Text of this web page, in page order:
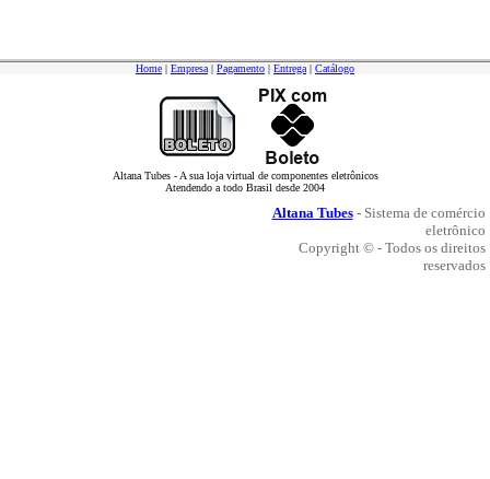
Home | Empresa | Pagamento | Entrega | Catálogo
Altana Tubes - A sua loja virtual de componentes eletrônicos
Atendendo a todo Brasil desde 2004
Altana Tubes- Sistema de comércio
eletrônico
Copyright © - Todos os direitos
reservados